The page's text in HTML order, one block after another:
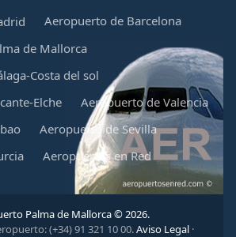
Aeropuerto de Barcelona
de Mallorca
Costa del sol
Elche
Aeropuerto de Valencia
Aeropuerto de Sevilla
Aeropuertos en Red
Palma de Mallorca © 2026.
(+34) 91 321 10 00.Aviso Legal·